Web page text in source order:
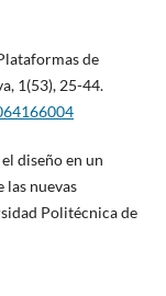
de
1(53), 25-44.
diseño en un
las nuevas
Politécnica de